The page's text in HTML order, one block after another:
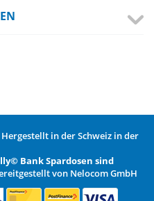
in der Schweiz in der
Bank Spardosen sind
von Nelocom GmbH